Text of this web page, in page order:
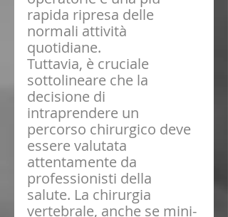
rapida ripresa delle
normali attività
quotidiane.
Tuttavia, è cruciale
sottolineare che la
decisione di
intraprendere un
percorso chirurgico deve
essere valutata
attentamente da
professionisti della
salute. La chirurgia
vertebrale, anche se mini-